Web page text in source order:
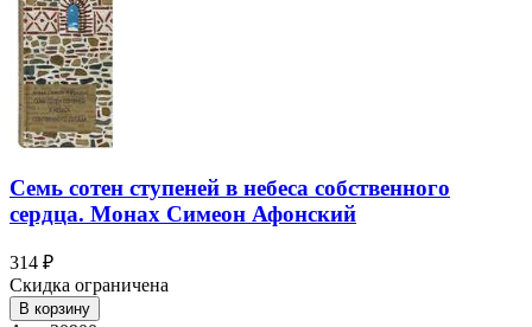
Семь сотен ступеней в небеса собственного
сердца. Монах Симеон Афонский
314 ₽
Скидка ограничена
В корзину